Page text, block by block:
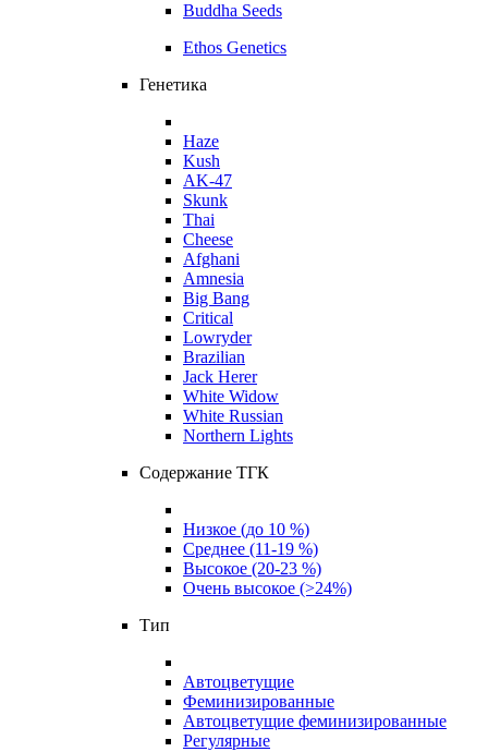
Buddha Seeds
Ethos Genetics
Генетика
Haze
Kush
AK-47
Skunk
Thai
Cheese
Afghani
Amnesia
Big Bang
Critical
Lowryder
Brazilian
Jack Herer
White Widow
White Russian
Northern Lights
Содержание ТГК
Низкое (до 10 %)
Среднее (11-19 %)
Высокое (20-23 %)
Очень высокое (>24%)
Тип
Автоцветущие
Феминизированные
Автоцветущие феминизированные
Регулярные